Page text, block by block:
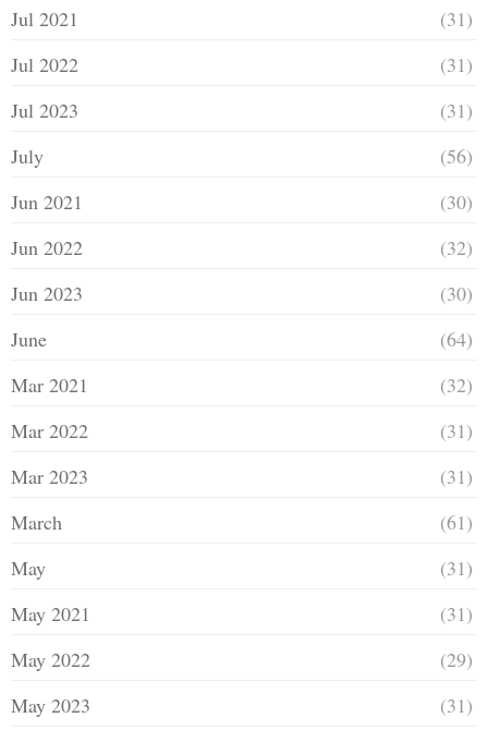
Jul 2021
(31)
Jul 2022
(31)
Jul 2023
(31)
July
(56)
Jun 2021
(30)
Jun 2022
(32)
Jun 2023
(30)
June
(64)
Mar 2021
(32)
Mar 2022
(31)
Mar 2023
(31)
March
(61)
May
(31)
May 2021
(31)
May 2022
(29)
May 2023
(31)